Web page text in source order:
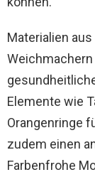
Materialien
Elemente wie
Orangenringe
zudem einen
Farbenfrohe